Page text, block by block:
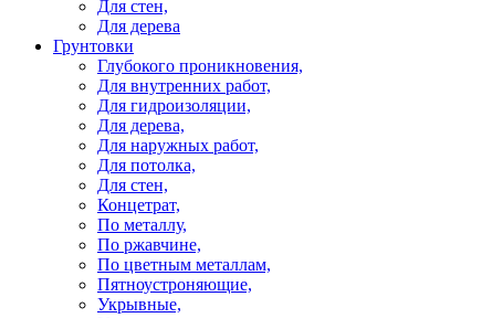
Для стен,
Для дерева
Грунтовки
Глубокого проникновения,
Для внутренних работ,
Для гидроизоляции,
Для дерева,
Для наружных работ,
Для потолка,
Для стен,
Концетрат,
По металлу,
По ржавчине,
По цветным металлам,
Пятноустроняющие,
Укрывные,